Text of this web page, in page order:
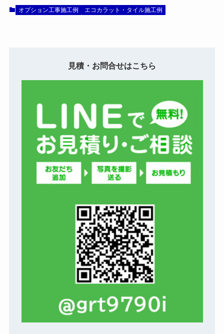
オプション工事施工例 エコカラット・タイル施工例
見積・お問合せはこちら